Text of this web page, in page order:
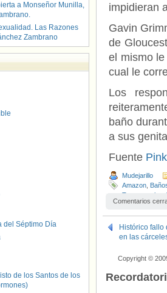
impidieran
Gavin
de
el mismo
cual le
Los
baño
a sus
Fuente
Mudejarillo
Amazon
Transexuales
Comentarios
Histórico fallo
en las
Copyright ©
a Monseñor Munilla,
Las Razones
Zambrano
del Séptimo Día
de los Santos de los